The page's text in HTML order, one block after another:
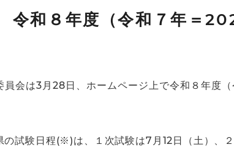
和８年度（令和７年＝
員会は3月28日、ホームページ上で令和８年度
の試験日程(※)は、１次試験は7月12日（土）、